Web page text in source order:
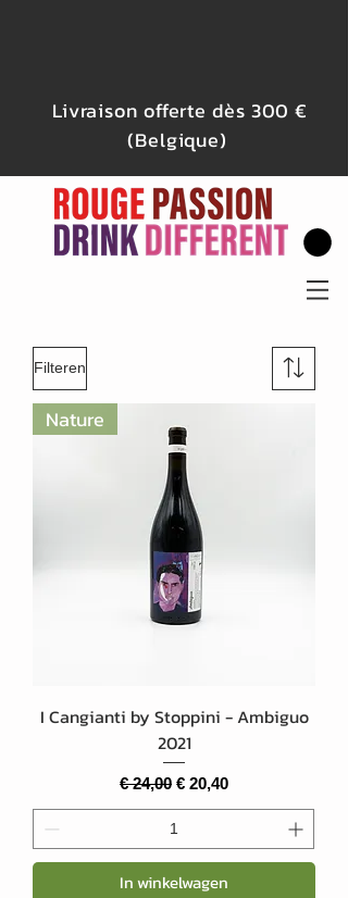
Livraison offerte dès 300 €
(Belgique)
Filteren
Nature
I Cangianti by Stoppini - Ambiguo
2021
Normale prijs
€ 24,00 Verkoopprijs
€ 20,40
In winkelwagen